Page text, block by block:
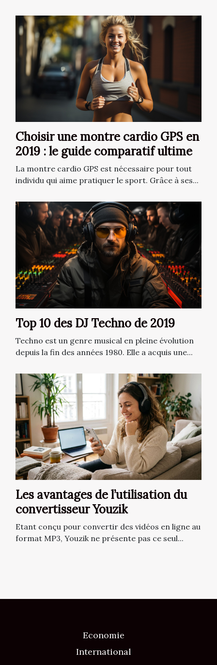
Choisir une montre cardio GPS en
2019 : le guide comparatif ultime
La montre cardio GPS est nécessaire pour tout
individu qui aime pratiquer le sport. Grâce à ses...
Top 10 des DJ Techno de 2019
Techno est un genre musical en pleine évolution
depuis la fin des années 1980. Elle a acquis une...
Les avantages de l’utilisation du
convertisseur Youzik
Etant conçu pour convertir des vidéos en ligne au
format MP3, Youzik ne présente pas ce seul...
Economie
International